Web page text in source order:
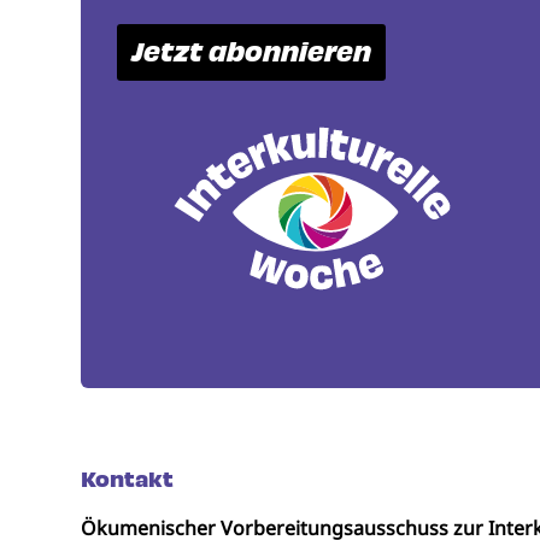
Jetzt abonnieren
Kontakt
Ökumenischer Vorbereitungsausschuss zur